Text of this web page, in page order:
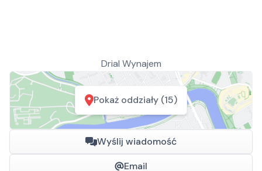
Drial Wynajem
Pokaż oddziały (15)
Wyślij wiadomość
Email